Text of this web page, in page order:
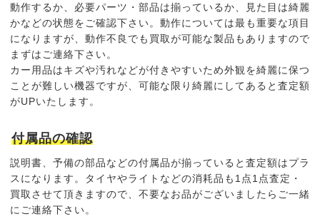
動作するか、必要パーツ・部品は揃っているか、見た目は綺麗
かなどの状態をご確認下さい。動作については最も重要な項目
になりますが、動作不良でも買取が可能な製品もありますので
まずはご連絡下さい。
カー用品はキズや汚れなどが付きやすいため外観を綺麗に保つ
ことが難しい機器ですが、可能な限り綺麗にしてあると査定額
がUPいたします。
付属品の確認
説明書、予備の部品などの付属品が揃っていると 査定額はプラ
ス になります。タイヤやライトなどの消耗品も1点1点査定・
買取させて頂きますので、不要なお品がございましたらご一緒
にご連絡下さい。